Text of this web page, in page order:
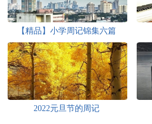
【精品】小学周记锦集六篇
2022元旦节的周记